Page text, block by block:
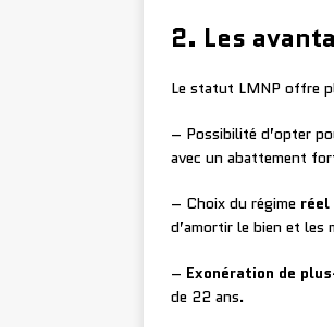
2. Les
Le statut LMNP offre
– Possibilité d’opter
avec un abattement
– Choix du régime
d’amortir le bien et les
– Exonération de
de 22 ans.